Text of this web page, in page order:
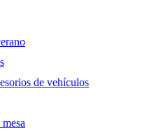
de vehículos